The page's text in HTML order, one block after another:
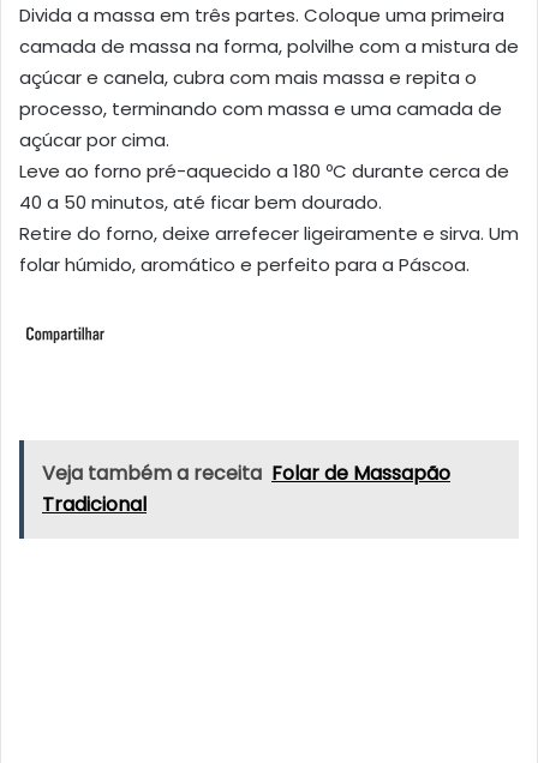
Divida a massa em três partes. Coloque uma primeira
camada de massa na forma, polvilhe com a mistura de
açúcar e canela, cubra com mais massa e repita o
processo, terminando com massa e uma camada de
açúcar por cima.
Leve ao forno pré-aquecido a 180 ºC durante cerca de
40 a 50 minutos, até ficar bem dourado.
Retire do forno, deixe arrefecer ligeiramente e sirva. Um
folar húmido, aromático e perfeito para a Páscoa.
Veja também a receita Folar de Massapão
Tradicional